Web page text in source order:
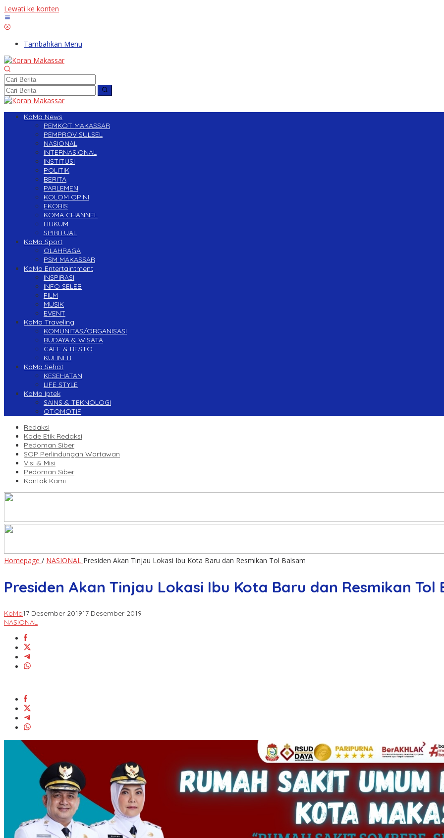
Lewati ke konten
Tambahkan Menu
KoMa News
PEMKOT MAKASSAR
PEMPROV SULSEL
NASIONAL
INTERNASIONAL
INSTITUSI
POLITIK
BERITA
PARLEMEN
KOLOM OPINI
EKOBIS
KOMA CHANNEL
HUKUM
SPIRITUAL
KoMa Sport
OLAHRAGA
PSM MAKASSAR
KoMa Entertaintment
INSPIRASI
INFO SELEB
FILM
MUSIK
EVENT
KoMa Traveling
KOMUNITAS/ORGANISASI
BUDAYA & WISATA
CAFE & RESTO
KULINER
KoMa Sehat
KESEHATAN
LIFE STYLE
KoMa Iptek
SAINS & TEKNOLOGI
OTOMOTIF
Redaksi
Kode Etik Redaksi
Pedoman Siber
SOP Perlindungan Wartawan
Visi & Misi
Pedoman Siber
Kontak Kami
Homepage / NASIONAL Presiden Akan Tinjau Lokasi Ibu Kota Baru dan Resmikan Tol Balsam
Presiden Akan Tinjau Lokasi Ibu Kota Baru dan Resmikan Tol
KoMa17 Desember 201917 Desember 2019
NASIONAL